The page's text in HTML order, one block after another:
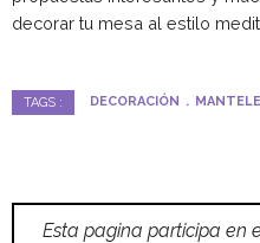
decorar tu mesa al estilo
TAGS : DECORACIÓN
Esta pagina participa en